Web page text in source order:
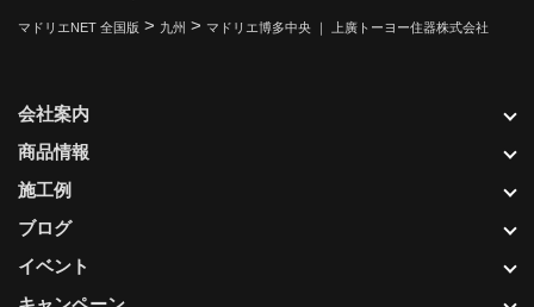
マドリエNET 全国版 > 九州 > マドリエ博多中央 ｜ 上廣トーヨー住器株式会社
会社案内
商品情報
施工例
ブログ
イベント